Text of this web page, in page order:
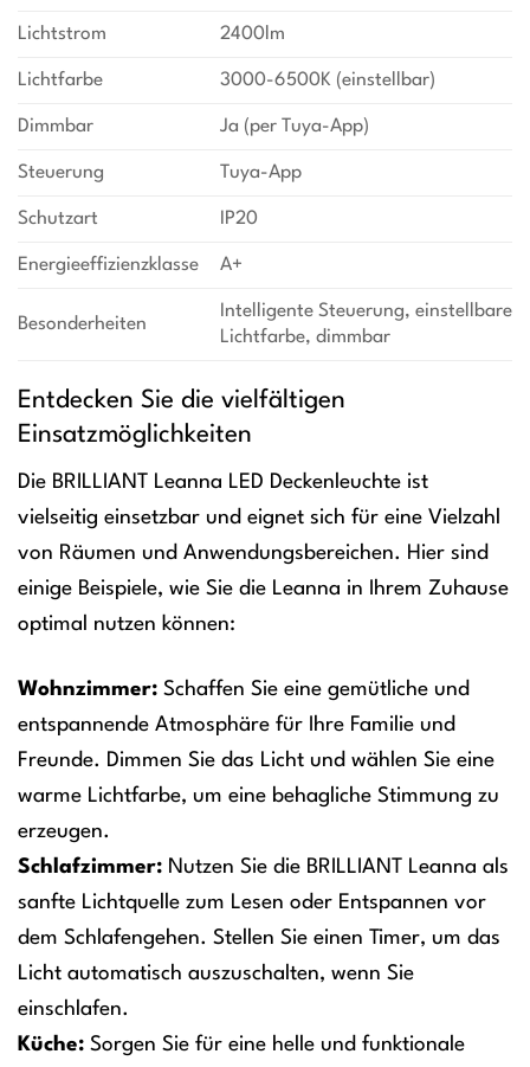
Lichtstrom 2400lm
Lichtfarbe 3000-6500K (einstellbar)
Dimmbar Ja (per Tuya-App)
Steuerung Tuya-App
Schutzart IP20
Energieeffizienzklasse A+
Besonderheiten
Intelligente Steuerung, einstellbare
Lichtfarbe, dimmbar
Entdecken Sie die vielfältigen
Einsatzmöglichkeiten
Die BRILLIANT Leanna LED Deckenleuchte ist
vielseitig einsetzbar und eignet sich für eine Vielzahl
von Räumen und Anwendungsbereichen. Hier sind
einige Beispiele, wie Sie die Leanna in Ihrem Zuhause
optimal nutzen können:
Wohnzimmer: Schaffen Sie eine gemütliche und
entspannende Atmosphäre für Ihre Familie und
Freunde. Dimmen Sie das Licht und wählen Sie eine
warme Lichtfarbe, um eine behagliche Stimmung zu
erzeugen.
Schlafzimmer: Nutzen Sie die BRILLIANT Leanna als
sanfte Lichtquelle zum Lesen oder Entspannen vor
dem Schlafengehen. Stellen Sie einen Timer, um das
Licht automatisch auszuschalten, wenn Sie
einschlafen.
Küche: Sorgen Sie für eine helle und funktionale